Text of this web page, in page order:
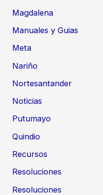
Magdalena
Manuales y Guias
Meta
Nariño
Nortesantander
Noticias
Putumayo
Quindio
Recursos
Resoluciones
Resoluciones